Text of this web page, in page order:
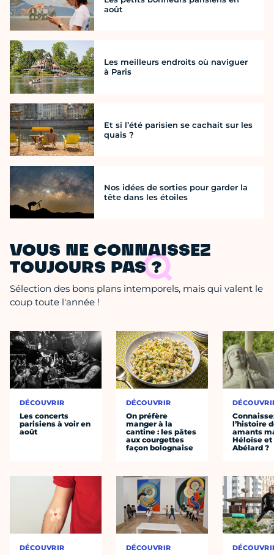
août
Les meilleurs endroits où naviguer
à Paris
Et si l’été parisien se cachait sur les
quais ?
Nos idées de sorties pour garder la
tête dans les étoiles
VOUS NE CONNAISSEZ
TOUJOURS PAS ?
Sélection des bons plans intemporels, mais qui valent le
coup toute l'année !
DÉCOUVRIR
Les concerts
parisiens à voir en
août
DÉCOUVRIR
DÉCOUVRIR
On préfère
manger à la
cantine : les pâtes
aux courgettes
façon bolognaise
DÉCOUVRIR
l’histoire
amants
Héloïse et
Abélard ?